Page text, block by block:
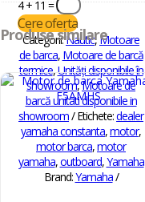
4 + 11=
Cere oferta
Categorii:Nautic, Motoare
de barca, Motoare de barcă
termice,Unități disponibile în
showroom,Motoare de
barcă unitati disponibile in
showroom Etichete:dealer
yamaha constanta,motor,
motor barca,motor
yamaha,outboard,Yamaha
Brand:Yamaha
Produse similare